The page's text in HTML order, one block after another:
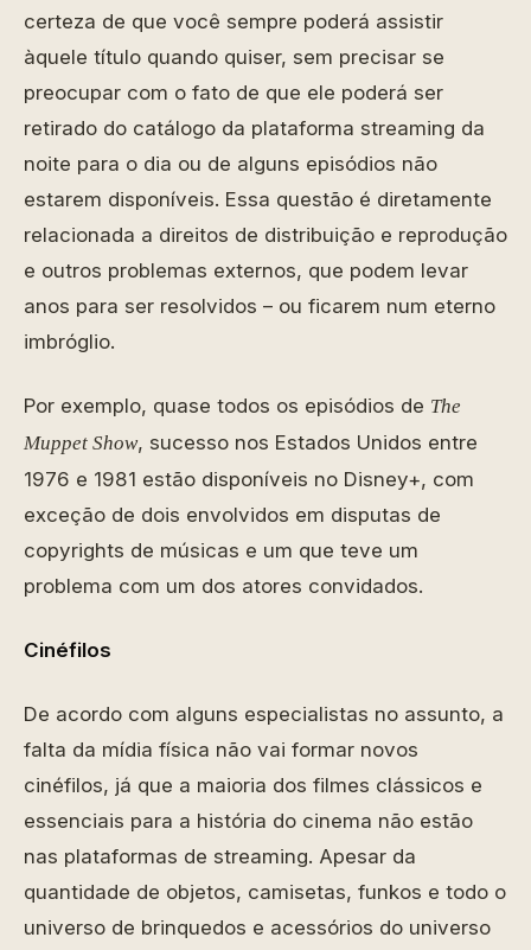
certeza de que você sempre poderá assistir
àquele título quando quiser, sem precisar se
preocupar com o fato de que ele poderá ser
retirado do catálogo da plataforma streaming da
noite para o dia ou de alguns episódios não
estarem disponíveis. Essa questão é diretamente
relacionada a direitos de distribuição e reprodução
e outros problemas externos, que podem levar
anos para ser resolvidos – ou ficarem num eterno
imbróglio.
Por exemplo, quase todos os episódios de The
Muppet Show, sucesso nos Estados Unidos entre
1976 e 1981 estão disponíveis no Disney+, com
exceção de dois envolvidos em disputas de
copyrights de músicas e um que teve um
problema com um dos atores convidados.
Cinéfilos
De acordo com alguns especialistas no assunto, a
falta da mídia física não vai formar novos
cinéfilos, já que a maioria dos filmes clássicos e
essenciais para a história do cinema não estão
nas plataformas de streaming. Apesar da
quantidade de objetos, camisetas, funkos e todo o
universo de brinquedos e acessórios do universo